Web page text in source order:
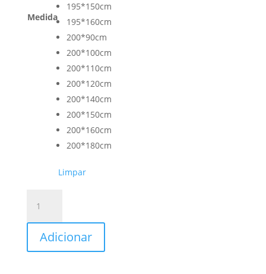
Medida
195*150cm
195*160cm
200*90cm
200*100cm
200*110cm
200*120cm
200*140cm
200*150cm
200*160cm
200*180cm
Limpar
Colchão
Milano
Adicionar